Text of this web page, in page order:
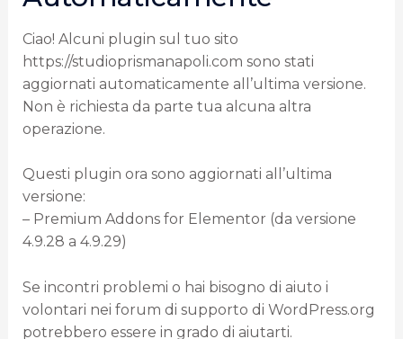
Ciao! Alcuni plugin sul tuo sito
https://studioprismanapoli.com sono stati
aggiornati automaticamente all’ultima versione.
Non è richiesta da parte tua alcuna altra
operazione.
Questi plugin ora sono aggiornati all’ultima
versione:
– Premium Addons for Elementor (da versione
4.9.28 a 4.9.29)
Se incontri problemi o hai bisogno di aiuto i
volontari nei forum di supporto di WordPress.org
potrebbero essere in grado di aiutarti.